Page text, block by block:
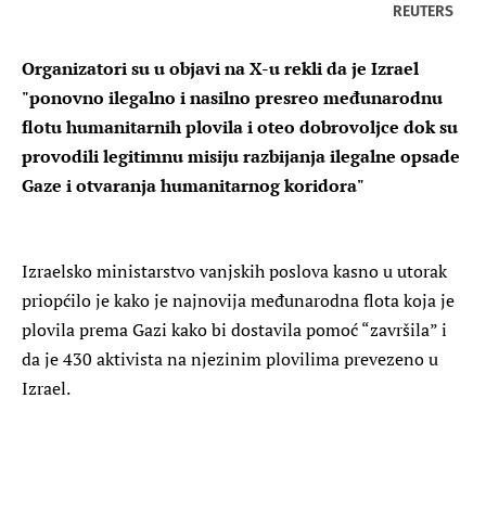
REUTERS
Organizatori su u objavi na X-u rekli da je Izrael
"ponovno ilegalno i nasilno presreo međunarodnu
flotu humanitarnih plovila i oteo dobrovoljce dok su
provodili legitimnu misiju razbijanja ilegalne opsade
Gaze i otvaranja humanitarnog koridora"
Izraelsko ministarstvo vanjskih poslova kasno u utorak
priopćilo je kako je najnovija međunarodna flota koja je
plovila prema Gazi kako bi dostavila pomoć “završila” i
da je 430 aktivista na njezinim plovilima prevezeno u
Izrael.